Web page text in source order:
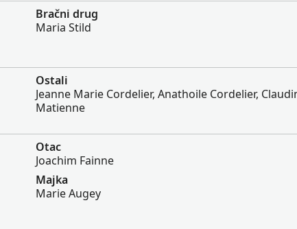
Bračni drug
Maria Stild
Ostali
Jeanne Marie Cordelier, Anathoile Cordelier,
Matienne
Otac
Joachim Fainne
Majka
Marie Augey